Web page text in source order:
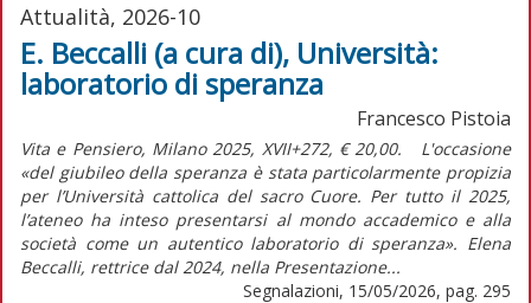
Attualità, 2026-10
E. Beccalli (a cura di), Università:
laboratorio di speranza
Francesco Pistoia
Vita e Pensiero, Milano 2025, XVII+272, € 20,00. L'occasione
«del giubileo della speranza è stata particolarmente propizia
per l’Università cattolica del sacro Cuore. Per tutto il 2025,
l’ateneo ha inteso presentarsi al mondo accademico e alla
società come un autentico laboratorio di speranza». Elena
Beccalli, rettrice dal 2024, nella Presentazione...
Segnalazioni, 15/05/2026, pag. 295